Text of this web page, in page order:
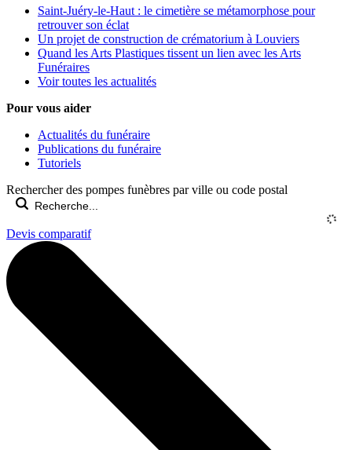
Saint-Juéry-le-Haut : le cimetière se métamorphose pour
retrouver son éclat
Un projet de construction de crématorium à Louviers
Quand les Arts Plastiques tissent un lien avec les Arts
Funéraires
Voir toutes les actualités
Pour vous aider
Actualités du funéraire
Publications du funéraire
Tutoriels
Rechercher des pompes funèbres par ville ou code postal
Devis comparatif